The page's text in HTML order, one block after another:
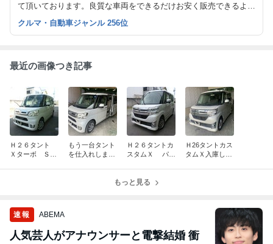
て頂いております。良質な車両をできるだけお安く販売できるよう
に努力しております。頭金なし６０回払いまで可能な自社ローンの
取り扱いございます。注文車両、通常のオートローンも対応可能と
クルマ・自動車ジャンル 256位
最近の画像つき記事
Ｈ２６タント
Ｘターボ Ｓ
もう一台タント
を仕入れしまし
Ｈ２６タントカ
スタムＸ パー
ビ バックカメ
Ｈ26タントカス
タムＸ入庫して
もっと見る
速報 ABEMA
人気芸人がアナウンサーと電撃結婚 衝